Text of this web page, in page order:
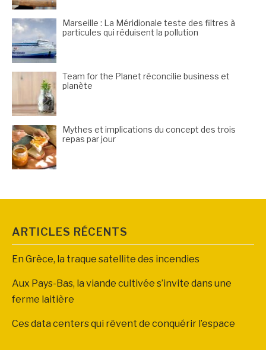
Marseille : La Méridionale teste des filtres à
particules qui réduisent la pollution
Team for the Planet réconcilie business et
planète
Mythes et implications du concept des trois
repas par jour
ARTICLES RÉCENTS
En Grèce, la traque satellite des incendies
Aux Pays-Bas, la viande cultivée s’invite dans une
ferme laitière
Ces data centers qui rêvent de conquérir l’espace